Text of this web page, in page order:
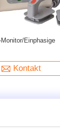
Notfall-
Kontakt